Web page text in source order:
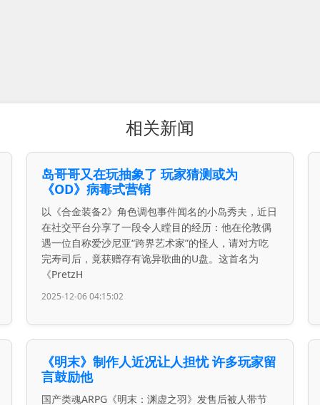
相关新闻
岛哥哥又在玩抽象了 玩家猜测或为
《OD》病毒式营销
以《合金装备2》角色调包事件闻名的小岛秀夫，近日
在社交平台分享了一段令人瞠目的经历：他在伦敦偶
遇一位自称爱沙尼亚“跨界艺术家”的怪人，请对方吃
完寿司后，竟获赠存有诡异歌曲的U盘。这首名为
《PretzH
2025-12-06 04:15:02
《明末》制作人近况让人担忧 许多玩家留
言鼓励他
国产类魂ARPG《明末：渊虚之羽》发售后被人带节